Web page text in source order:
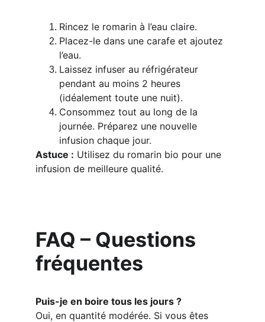
Rincez le romarin à l’eau claire.
Placez-le dans une carafe et ajoutez
l’eau.
Laissez infuser au réfrigérateur
pendant au moins 2 heures
(idéalement toute une nuit).
Consommez tout au long de la
journée. Préparez une nouvelle
infusion chaque jour.
Astuce : Utilisez du romarin bio pour une
infusion de meilleure qualité.
FAQ – Questions
fréquentes
Puis-je en boire tous les jours ?
Oui, en quantité modérée. Si vous êtes